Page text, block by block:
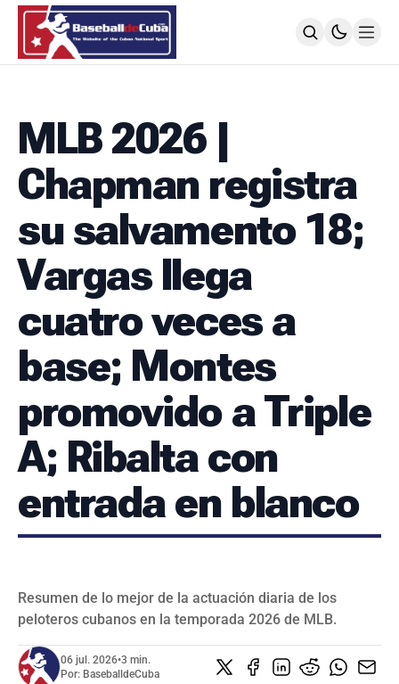
MLB
TODOS LOS JUEGOS
SIGUIENDO A LOS CUBANOS
CALENDARIO
POSICIONES
POSTEMPORADA
POSICIONES
SUBVALORADOS DEL BÉISBOL CUBANO
SERIES NACIONALES
EVENTOS INTERNACIONALES
CLÁSICO MUNDIAL DE BÉISBOL 2026
BÉISBOL INTERNACIONAL
VIDEOS
MLB 2026 |
Chapman registra
su salvamento 18;
Vargas llega
cuatro veces a
base; Montes
promovido a Triple
A; Ribalta con
entrada en blanco
Resumen de lo mejor de la actuación diaria de los
peloteros cubanos en la temporada 2026 de MLB.
06 jul. 2026•3 min.
Por: BaseballdeCuba